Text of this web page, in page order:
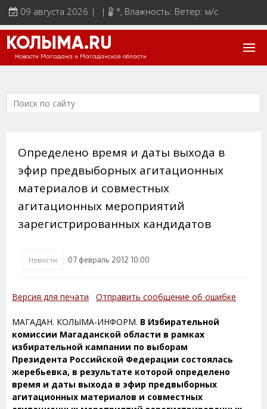
09 августа 2026 | | °, Влажность: Ветер: м/с
КОЛЫМА.RU
Новости Магадана и Магаданской области
Определено время и даты выхода в
эфир предвыборных агитационных
материалов и совместных
агитационных мероприятий
зарегистрированных кандидатов
Новости 07 февраль 2012 10:00
Версия для печати Отправить сообщение об ошибке
МАГАДАН. КОЛЫМА-ИНФОРМ. В Избирательной
комиссии Магаданской области в рамках
избирательной кампании по выборам
Президента Российской Федерации состоялась
жеребьевка, в результате которой определено
время и даты выхода в эфир предвыборных
агитационных материалов и совместных